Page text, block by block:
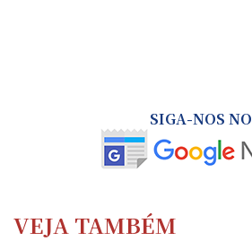
SIGA-NOS NO
VEJA TAMBÉM